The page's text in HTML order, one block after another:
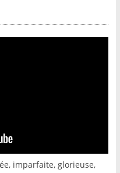
imparfaite, glorieuse,